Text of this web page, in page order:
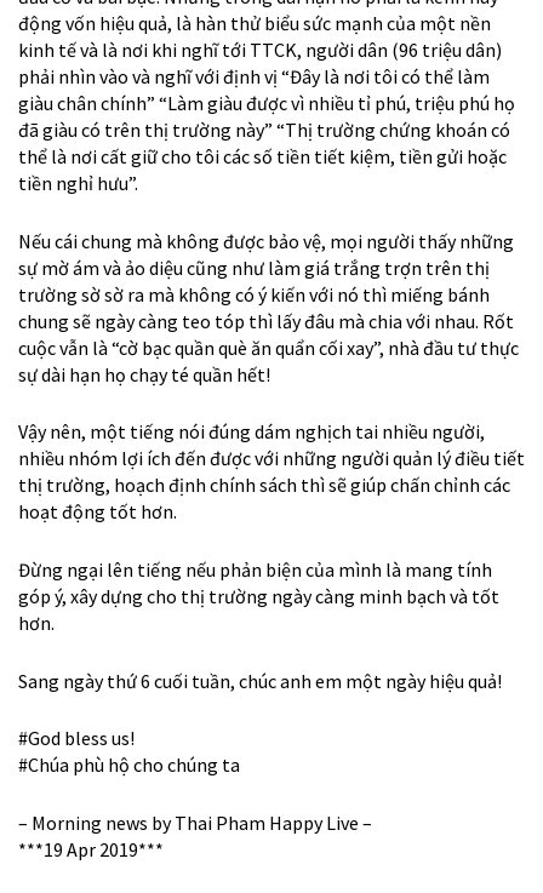
động vốn hiệu quả, là hàn thử biểu sức mạnh của một nền
kinh tế và là nơi khi nghĩ tới TTCK, người dân (96 triệu dân)
phải nhìn vào và nghĩ với định vị “Đây là nơi tôi có thể làm
giàu chân chính” “Làm giàu được vì nhiều tỉ phú, triệu phú họ
đã giàu có trên thị trường này” “Thị trường chứng khoán có
thể là nơi cất giữ cho tôi các số tiền tiết kiệm, tiền gửi hoặc
tiền nghỉ hưu”.
Nếu cái chung mà không được bảo vệ, mọi người thấy những
sự mờ ám và ảo diệu cũng như làm giá trắng trợn trên thị
trường sờ sờ ra mà không có ý kiến với nó thì miếng bánh
chung sẽ ngày càng teo tóp thì lấy đâu mà chia với nhau. Rốt
cuộc vẫn là “cờ bạc quần què ăn quẩn cối xay”, nhà đầu tư thực
sự dài hạn họ chạy té quần hết!
Vậy nên, một tiếng nói đúng dám nghịch tai nhiều người,
nhiều nhóm lợi ích đến được với những người quản lý điều tiết
thị trường, hoạch định chính sách thì sẽ giúp chấn chỉnh các
hoạt động tốt hơn.
Đừng ngại lên tiếng nếu phản biện của mình là mang tính
góp ý, xây dựng cho thị trường ngày càng minh bạch và tốt
hơn.
Sang ngày thứ 6 cuối tuần, chúc anh em một ngày hiệu quả!
#God bless us!
#Chúa phù hộ cho chúng ta
– Morning news by Thai Pham Happy Live –
***19 Apr 2019***